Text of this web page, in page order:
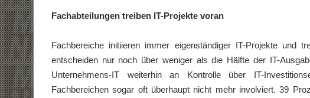
Fachabteilungen treiben IT-Projekte voran
Fachbereiche initiieren immer eigenständiger IT-Projekte und
entscheiden nur noch über weniger als die Hälfte der IT-
Unternehmens-IT weiterhin an Kontrolle über IT-
Fachbereichen sogar oft überhaupt nicht mehr involviert. 39